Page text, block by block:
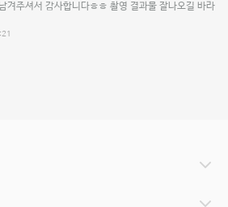
겨주셔서 감사합니다ㅎㅎ 촬영 결과물 잘나오길 바라